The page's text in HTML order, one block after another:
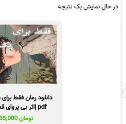
در حال نمایش یک نتیجه
دانلود رمان فقط
pdf |اثر بی پروای قصه گو
تومان